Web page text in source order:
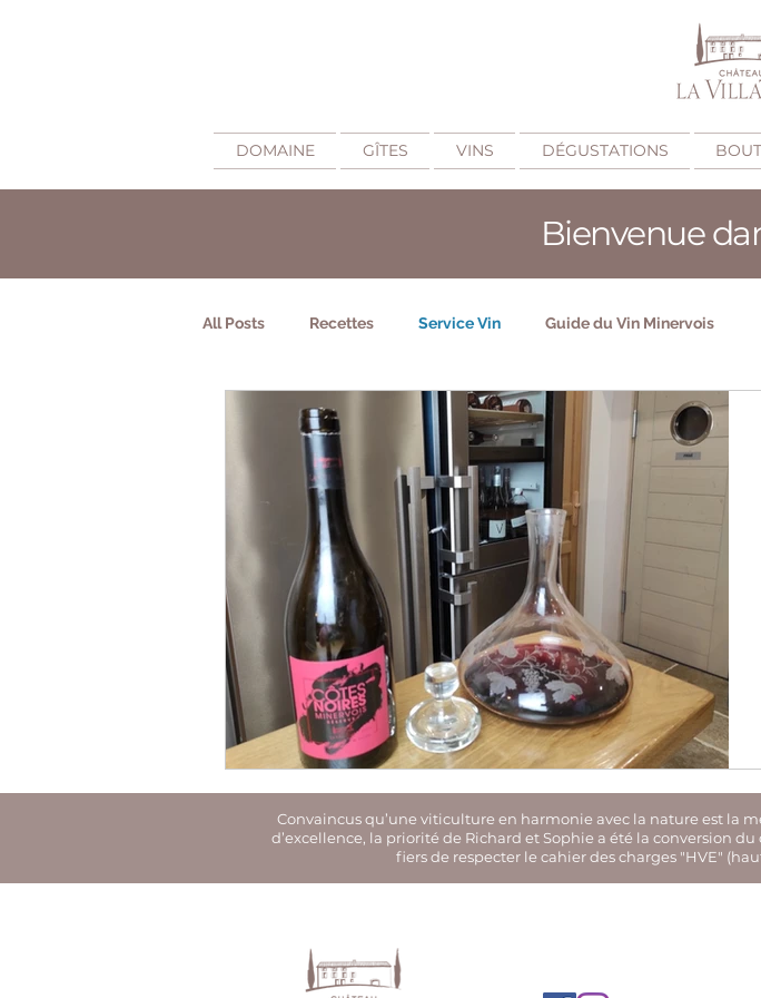
DOMAINE GÎTES VINS DÉGUSTATIONS
Bienvenue
All Posts Recettes Service Vin Guide du Vin Minervois
Fabrication du vin Minervois Quand déguster du vin Minervois ?
Qu'est-ce que le vin Minervois ? Comment choisir un vin
Découvrir le Minervois
Convaincus qu’une viticulture en harmonie avec la nature est la
d’excellence, la priorité de Richard et Sophie a été la conversion
fiers de respecter le cahier des charges "HVE"